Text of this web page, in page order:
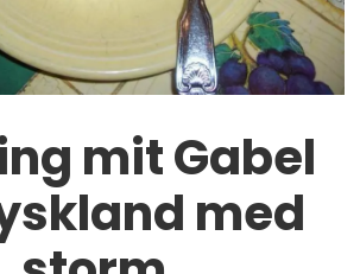
mit Gabel
med